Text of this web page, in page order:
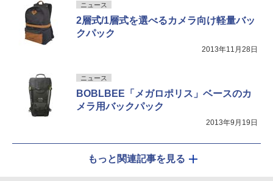
ニュース
2層式/1層式を選べるカメラ向け軽量バッ
クパック
2013年11月28日
ニュース
BOBLBEE「メガロポリス」ベースのカ
メラ用バックパック
2013年9月19日
もっと関連記事を見る